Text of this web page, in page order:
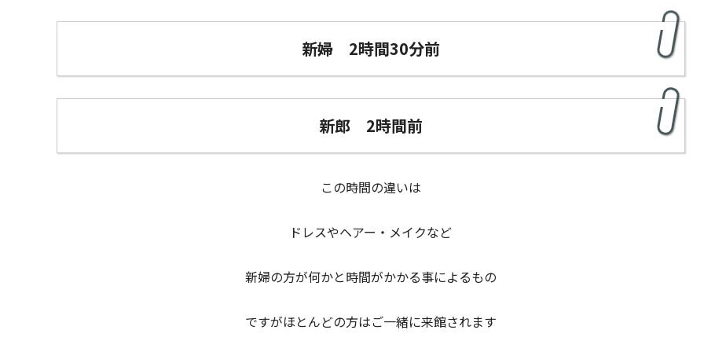
新婦 2時間30分前
新郎 2時間前
この時間の違いは
ドレスやヘアー・メイクなど
新婦の方が何かと時間がかかる事によるもの
ですがほとんどの方はご一緒に来館されます